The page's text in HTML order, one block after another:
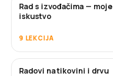
USKORO
Rad s izvođačima — moje
iskustvo
9 LEKCIJA
Radovi na tikovini i drvu